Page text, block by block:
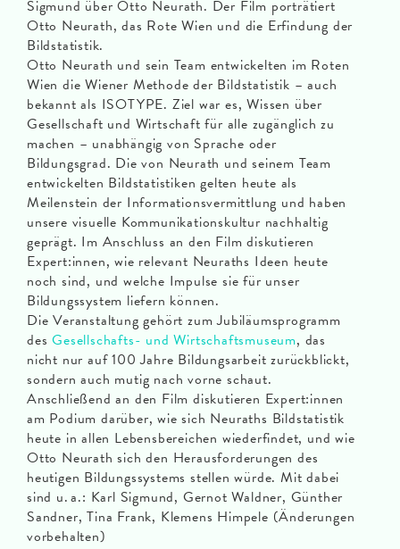
Sigmund über Otto Neurath. Der Film porträtiert
Otto Neurath, das Rote Wien und die Erfindung der
Bildstatistik.
Otto Neurath und sein Team entwickelten im Roten
Wien die Wiener Methode der Bildstatistik – auch
bekannt als ISOTYPE. Ziel war es, Wissen über
Gesellschaft und Wirtschaft für alle zugänglich zu
machen – unabhängig von Sprache oder
Bildungsgrad. Die von Neurath und seinem Team
entwickelten Bildstatistiken gelten heute als
Meilenstein der Informationsvermittlung und haben
unsere visuelle Kommunikationskultur nachhaltig
geprägt. Im Anschluss an den Film diskutieren
Expert:innen, wie relevant Neuraths Ideen heute
noch sind, und welche Impulse sie für unser
Bildungssystem liefern können.
Die Veranstaltung gehört zum Jubiläumsprogramm
desGesellschafts- und Wirtschaftsmuseum, das
nicht nur auf 100 Jahre Bildungsarbeit zurückblickt,
sondern auch mutig nach vorne schaut.
Anschließend an den Film diskutieren Expert:innen
am Podium darüber, wie sich Neuraths Bildstatistik
heute in allen Lebensbereichen wiederfindet, und wie
Otto Neurath sich den Herausforderungen des
heutigen Bildungssystems stellen würde. Mit dabei
sind u. a.: Karl Sigmund, Gernot Waldner, Günther
Sandner, Tina Frank, Klemens Himpele (Änderungen
vorbehalten)